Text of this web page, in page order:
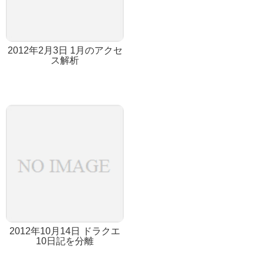
2012年2月3日 1月のアクセ
ス解析
2012年10月14日 ドラクエ
10日記を分離